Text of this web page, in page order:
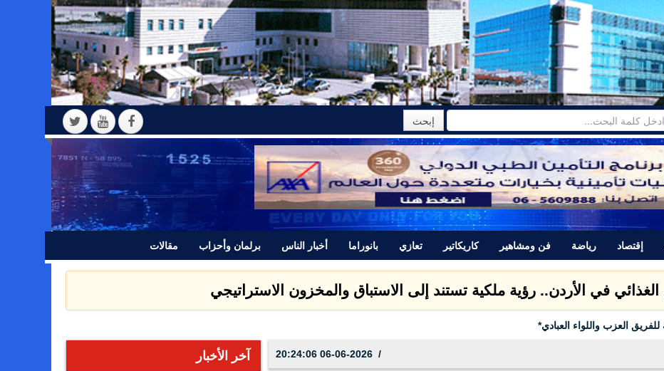
إقتصاد رياضة فن ومشاهير كاريكاتير تعازي بانوراما أخبار الناس برلمان وأحزاب مقالات
الغذائي في الأردن.. رؤية ملكية تستند إلى الاستباق والمخزون الاستراتيجي
العزب واللواء العبادي*
06-06-2026 20:24:06 آخر الأخبار